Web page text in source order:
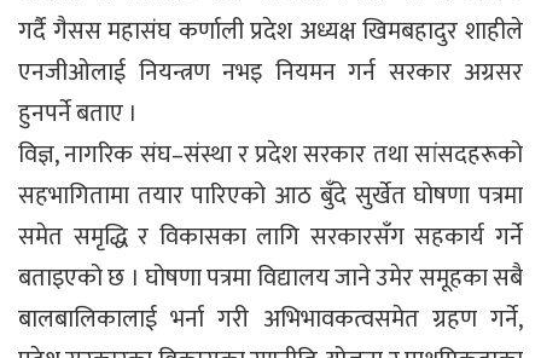
गर्दै गैसस महासंघ कर्णाली प्रदेश अध्यक्ष खिमबहादुर शाहीले
एनजीओलाई नियन्त्रण नभइ नियमन गर्न सरकार अग्रसर
हुनपर्ने बताए ।
विज्ञ, नागरिक संघ–संस्था र प्रदेश सरकार तथा सांसदहरूको
सहभागितामा तयार पारिएको आठ बुँदे सुर्खेत घोषणा पत्रमा
समेत समृद्धि र विकासका लागि सरकारसँग सहकार्य गर्ने
बताइएको छ । घोषणा पत्रमा विद्यालय जाने उमेर समूहका सबै
बालबालिकालाई भर्ना गरी अभिभावकत्वसमेत ग्रहण गर्ने,